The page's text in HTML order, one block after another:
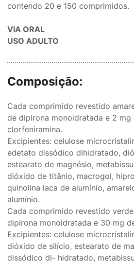
contendo 20 e 150 comprimidos.
VIA ORAL
USO ADULTO
Composição:
Cada comprimido revestido
de dipirona monoidratada e 2 mg
clorfeniramina.
Excipientes: celulose
edetato dissódico dihidratado,
estearato de magnésio,
dióxido de titânio, macrogol,
quinolina laca de alumínio,
alumínio.
Cada comprimido revestido
dipirona monoidratada e 30 mg
Excipientes: celulose
dióxido de silício, estearato de
dissódico di- hidratado,